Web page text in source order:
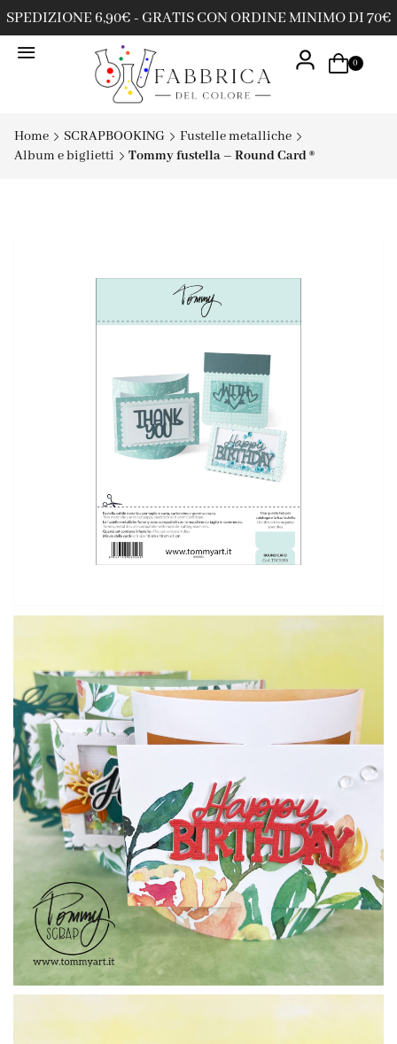
SPEDIZIONE 6,90€ - GRATIS CON ORDINE MINIMO DI 70€
0
Home SCRAPBOOKING
Fustelle metalliche
Album e biglietti
Tommy fustella – Round Card ®